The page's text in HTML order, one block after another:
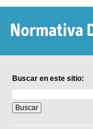
Buscar en este sitio:
en
este
sitio: